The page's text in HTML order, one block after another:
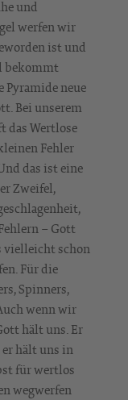
und
werfen wir
ist und
bekommt
neue
Bei unserem
das Wertlose
Fehler
das ist eine
Zweifel,
– Gott
vielleicht schon
Für die
Spinners,
wenn wir
hält uns. Er
hält uns in
für wertlos
wegwerfen